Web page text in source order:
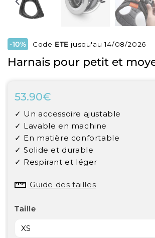
-10% Code ETE jusqu'au 14/08/2026
Harnais pour petit et
53.90€
Unit
price
✓ Un accessoire ajustable
✓ Lavable en machine
✓ En matière confortable
✓ Solide et durable
✓ Respirant et léger
Guide des tailles
Taille